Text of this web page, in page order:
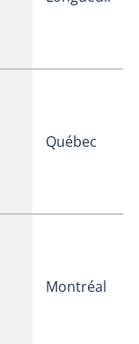
Québec
Montréal